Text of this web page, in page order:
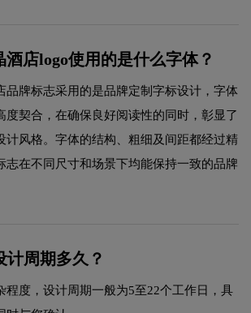
酒店logo使用的是什么字体？
品牌标志采用的是品牌定制字标设计，字体
度契合，在确保良好阅读性的同时，彰显了
计风格。字体的结构、粗细及间距都经过精
志在不同尺寸和场景下均能保持一致的品牌
周期多久？
程度，设计周期一般为5至22个工作日，具